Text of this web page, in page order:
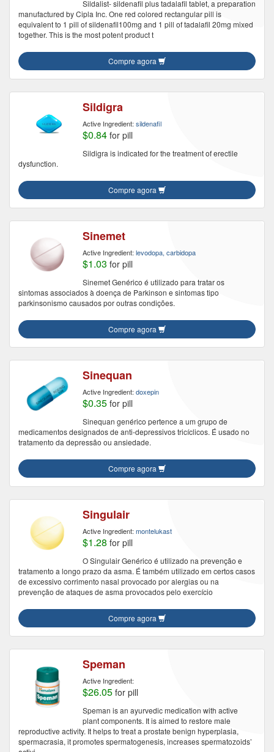
Sildalist- sildenafil plus tadalafil tablet, a preparation
manufactured by Cipla Inc. One red colored rectangular pill is
equivalent to 1 pill of sildenafil100mg and 1 pill of tadalafil 20mg mixed
together. This is the most potent product t
Compre agora
Sildigra
Active Ingredient: sildenafil
$0.84 for pill
Sildigra is indicated for the treatment of erectile
dysfunction.
Compre agora
Sinemet
Active Ingredient: levodopa, carbidopa
$1.03 for pill
Sinemet Genérico é utilizado para tratar os
sintomas associados à doença de Parkinson e sintomas tipo
parkinsonismo causados por outras condições.
Compre agora
Sinequan
Active Ingredient: doxepin
$0.35 for pill
Sinequan genérico pertence a um grupo de
medicamentos designados de anti-depressivos tricíclicos. É usado no
tratamento da depressão ou ansiedade.
Compre agora
Singulair
Active Ingredient: montelukast
$1.28 for pill
O Singulair Genérico é utilizado na prevenção e
tratamento a longo prazo da asma. É também utilizado em certos casos
de excessivo corrimento nasal provocado por alergias ou na
prevenção de ataques de asma provocados pelo exercício
Compre agora
Speman
Active Ingredient:
$26.05 for pill
Speman is an ayurvedic medication with active
plant components. It is aimed to restore male
reproductive activity. It helps to treat a prostate benign hyperplasia,
spermacrasia, it promotes spermatogenesis, increases spermatozoids’